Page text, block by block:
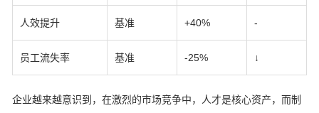
人效提升 基准 +40% -
员工流失率 基准 -25% ↓
企业越来越意识到，在激烈的市场竞争中，人才是核心资产，而制